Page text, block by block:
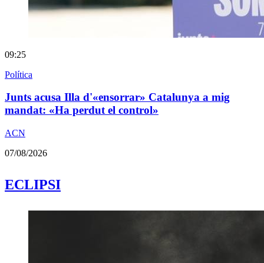
09:25
Política
Junts acusa Illa d'«ensorrar» Catalunya a mig
mandat: «Ha perdut el control»
ACN
07/08/2026
ECLIPSI